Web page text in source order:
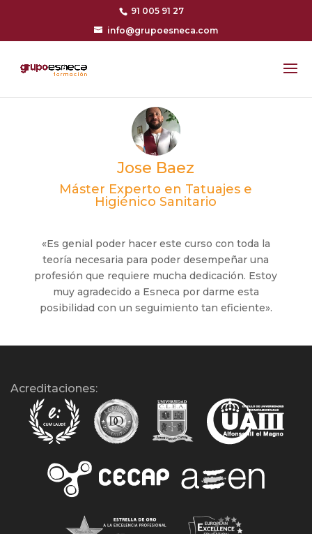
91 005 91 27
info@grupoesneca.com
Jose Baez
Máster Experto en Tatuajes e
Higiénico Sanitario
«Es genial poder hacer este curso con toda la
teoría necesaria para poder desempeñar una
profesión que requiere mucha dedicación. Estoy
muy agradecido a Esneca por darme esta
posibilidad con un seguimiento tan eficiente».
Acreditaciones: